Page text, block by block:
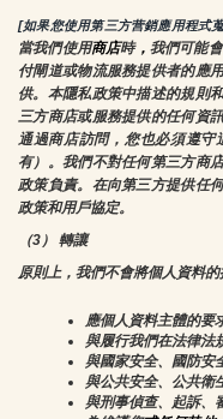
[如果您使用第三方营銷應用程式
當我們使用商店時， 我們可能會
付閘道或物流服務提供者的應
供。本隱私政策中描述的規則
三方商店或服務提供的任何資
通過商店訪問，您也必須遵守
有）。我們不對任何第三方商
政策負責。在向第三方提供任
政策和用戶協定。
（3） 轉讓
原則上，我們不會將個人資料
應個人資料主體的要
與履行我們在法律法
與國家安全、國防安
與公共安全、公共衛
與刑事偵查、起訴、